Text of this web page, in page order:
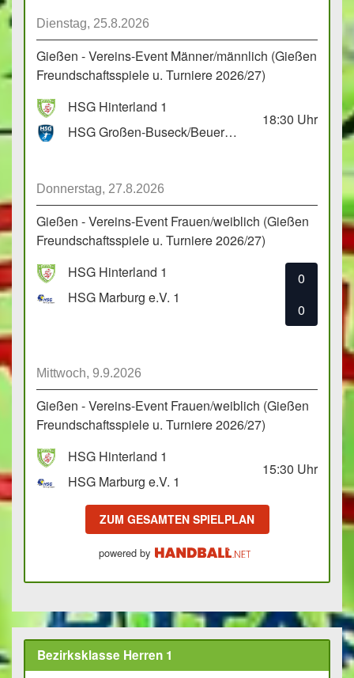
Dienstag, 25.8.2026
Gießen - Vereins-Event Männer/männlich (Gießen
Freundschaftsspiele u. Turniere 2026/27)
HSG Hinterland 1
HSG Großen-Buseck/Beuern 1
18:30 Uhr
Donnerstag, 27.8.2026
Gießen - Vereins-Event Frauen/weiblich (Gießen
Freundschaftsspiele u. Turniere 2026/27)
HSG Hinterland 1
HSG Marburg e.V. 1
0
0
Mittwoch, 9.9.2026
Gießen - Vereins-Event Frauen/weiblich (Gießen
Freundschaftsspiele u. Turniere 2026/27)
HSG Hinterland 1
HSG Marburg e.V. 1
15:30 Uhr
ZUM GESAMTEN SPIELPLAN
powered by
Bezirksklasse Herren 1